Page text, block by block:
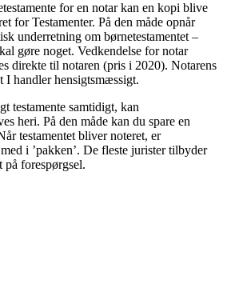
for en notar kan en kopi blive
for Testamenter. På den måde opnår
underretning om børnetestamentet –
gøre noget. Vedkendelse for notar
direkte til notaren (pris i 2020). Notarens
I handler hensigtsmæssigt.
testamente samtidigt, kan
heri. På den måde kan du spare en
testamentet bliver noteret, er
i ’pakken’. De fleste jurister tilbyder
på forespørgsel.